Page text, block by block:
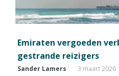
Emiraten vergoeden
gestrande reizigers
Sander Lamers 3 maart 2026